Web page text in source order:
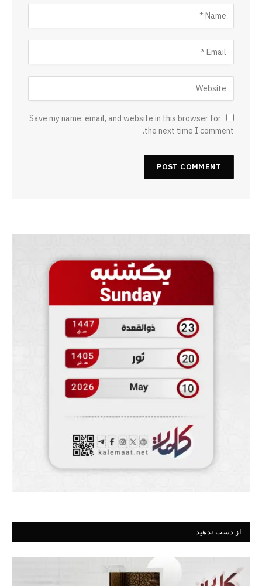
Save my name, email, and website in this browser for
the next time I comment.
از دست ندهید